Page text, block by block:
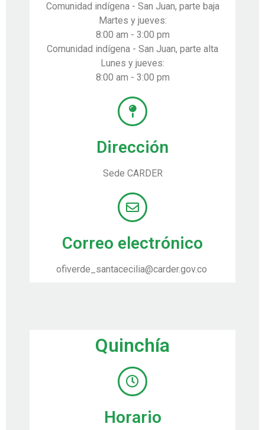
Comunidad indígena - San Juan, parte baja
Martes y jueves:
8:00 am - 3:00 pm
Comunidad indígena - San Juan, parte alta
Lunes y jueves:
8:00 am - 3:00 pm
Dirección
Sede CARDER
Correo electrónico
ofiverde_santacecilia@carder.gov.co
Quinchía
Horario